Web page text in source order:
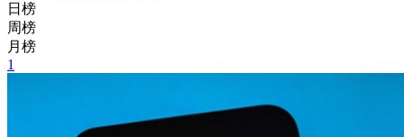
日榜
周榜
月榜
1